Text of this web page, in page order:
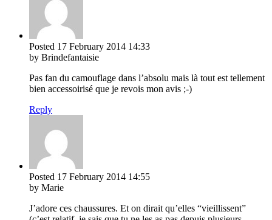
Posted 17 February 2014 14:33
by Brindefantaisie
Pas fan du camouflage dans l’absolu mais là tout est tellement
bien accessoirisé que je revois mon avis ;-)
Reply
Posted 17 February 2014 14:55
by Marie
J’adore ces chaussures. Et on dirait qu’elles “vieillissent”